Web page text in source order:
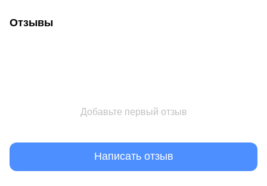
Отзывы
Добавьте первый отзыв
Написать отзыв